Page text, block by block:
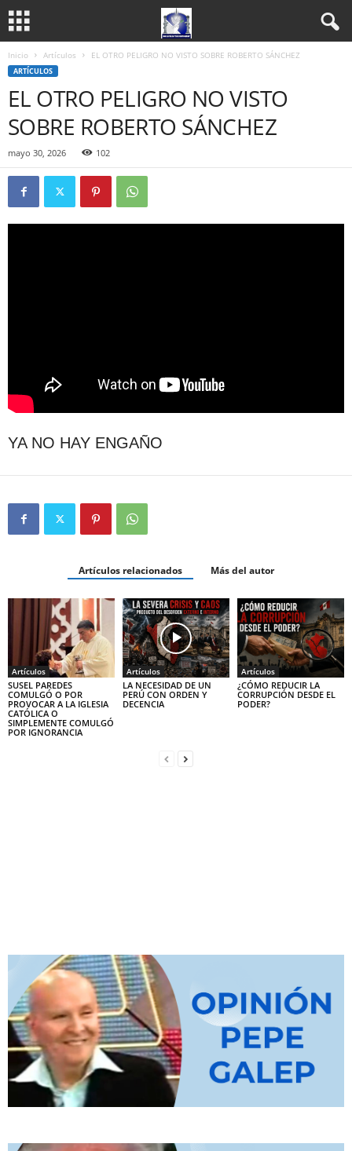
Inicio Artículos EL OTRO PELIGRO NO VISTO SOBRE ROBERTO SÁNCHEZ
ARTÍCULOS
EL OTRO PELIGRO NO VISTO
SOBRE ROBERTO SÁNCHEZ
mayo 30, 2026 102
YA NO HAY ENGAÑO
Artículos relacionados Más del autor
Artículos
SUSEL PAREDES
COMULGÓ O POR
PROVOCAR A LA IGLESIA
CATÓLICA O
SIMPLEMENTE COMULGÓ
POR IGNORANCIA
Artículos
LA NECESIDAD DE UN
PERÚ CON ORDEN Y
DECENCIA
Artículos
¿CÓMO REDUCIR LA
CORRUPCIÓN DESDE EL
PODER?